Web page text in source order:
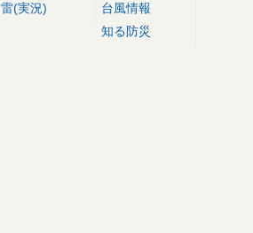
雷(実況)
台風情報
知る防災